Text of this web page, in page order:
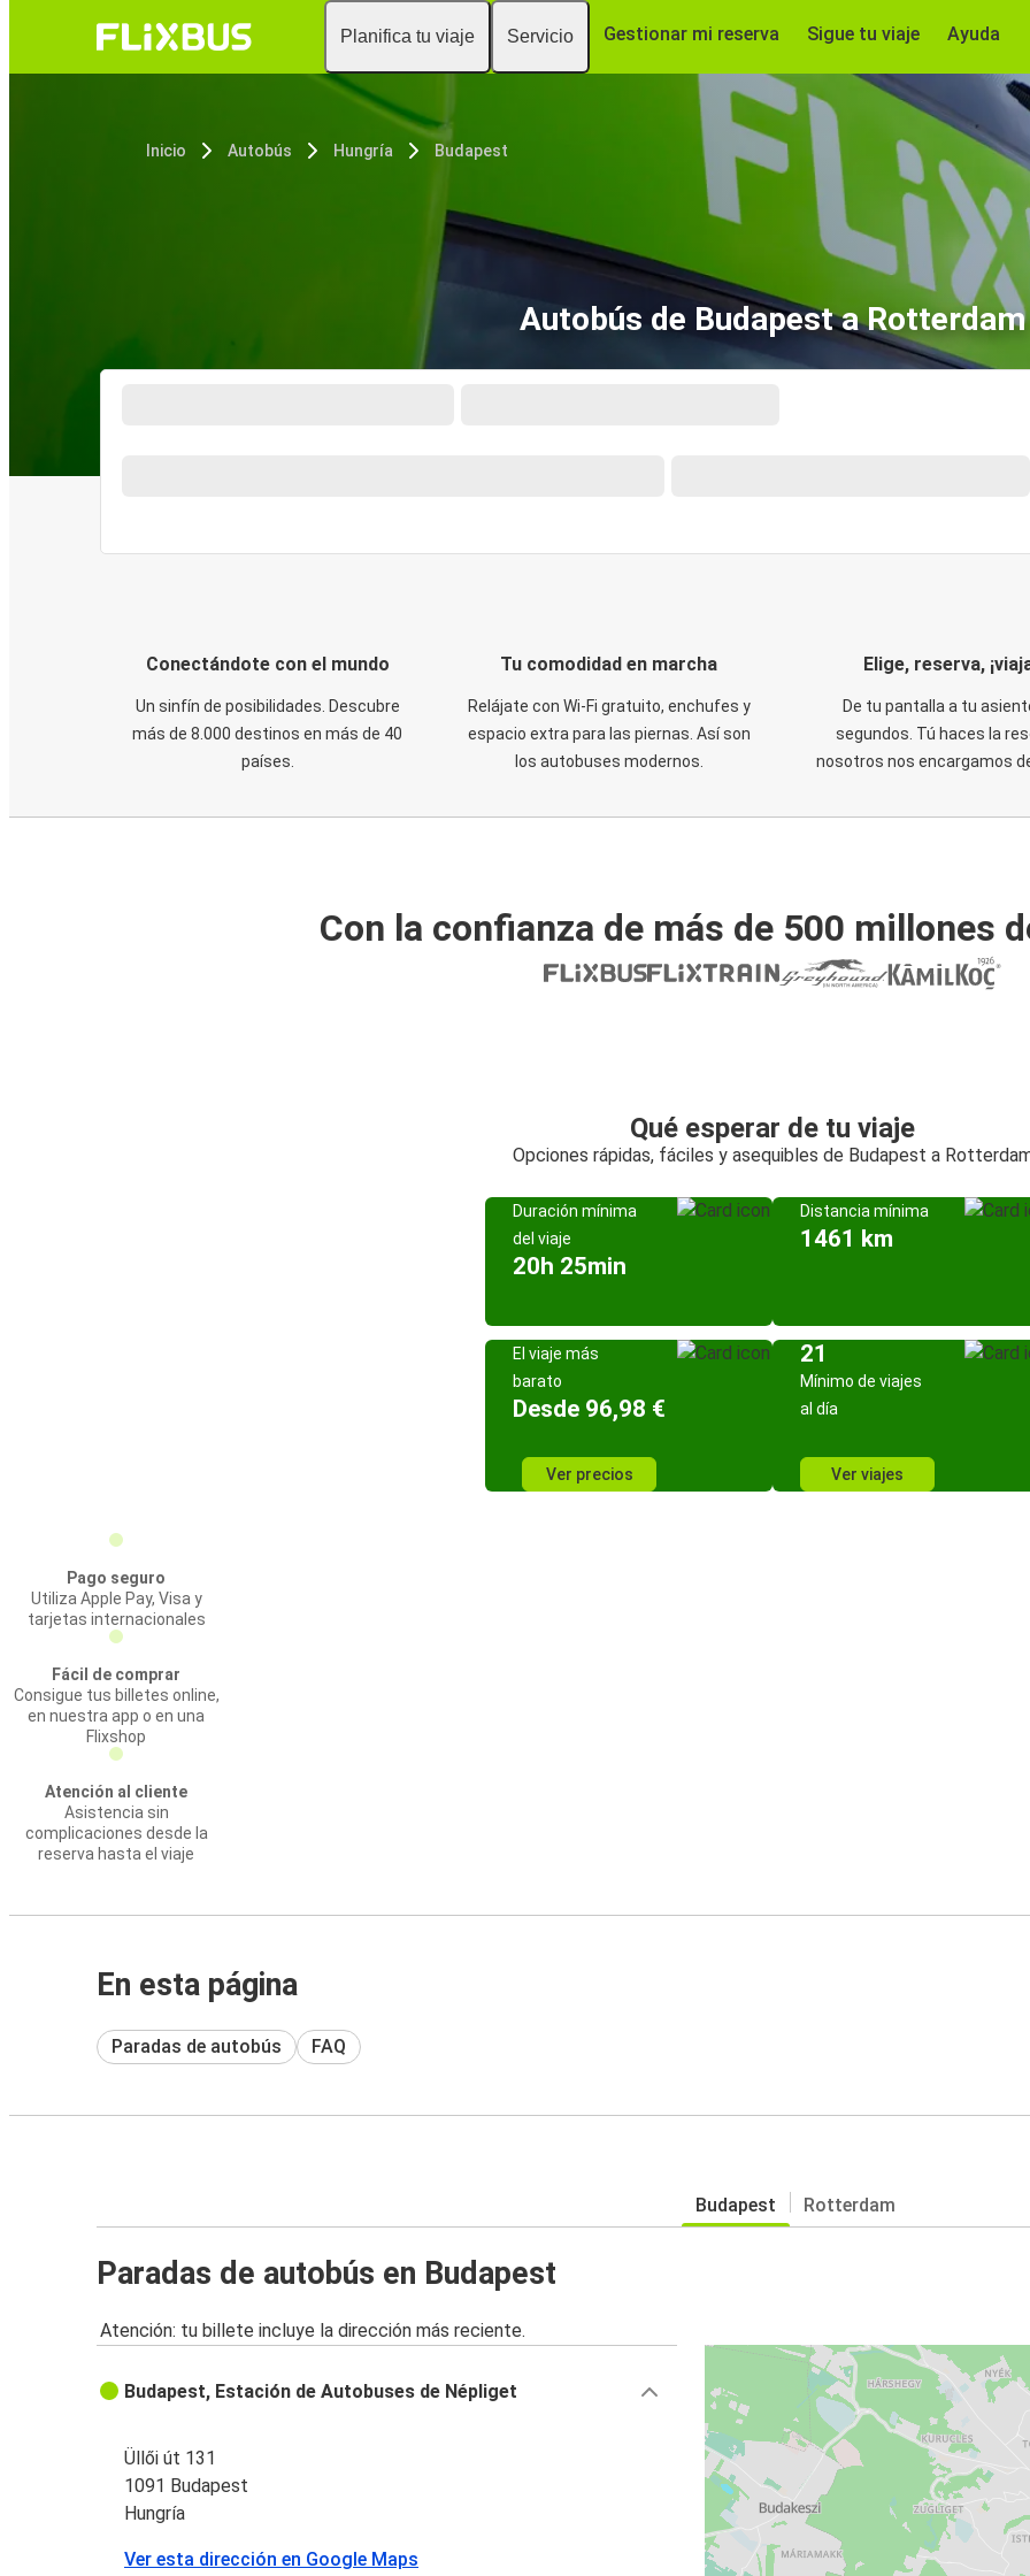
Planifica tu viaje Servicio Gestionar mi reserva Sigue tu viaje Ayuda
Inicio Autobús Hungría Budapest
Autobús de Budapest a Rotterdam
Conectándote con el mundo
Un sinfín de posibilidades. Descubre
más de 8.000 destinos en más de 40
países.
Tu comodidad en marcha
Relájate con Wi-Fi gratuito, enchufes y
espacio extra para las piernas. Así son
los autobuses modernos.
Elige, reserva,
De tu pantalla a tu
segundos. Tú haces la
nosotros nos encargamos
Con la confianza de más de 500 millones
Qué esperar de tu viaje
Opciones rápidas, fáciles y asequibles de Budapest a
Duración mínima
del viaje
20h 25min
Distancia mínima
1461 km
El viaje más
barato
Desde 96,98 €
Ver precios
21
Mínimo de viajes
al día
Ver viajes
Pago seguro
Utiliza Apple Pay, Visa y
tarjetas internacionales
Fácil de comprar
Consigue tus billetes online,
en nuestra app o en una
Flixshop
Atención al cliente
Asistencia sin
complicaciones desde la
reserva hasta el viaje
En esta página
Paradas de autobús FAQ
Budapest Rotterdam
Paradas de autobús en Budapest
Atención: tu billete incluye la dirección más reciente.
Budapest, Estación de Autobuses de Népliget
Üllői út 131
1091 Budapest
Hungría
Ver esta dirección en Google Maps